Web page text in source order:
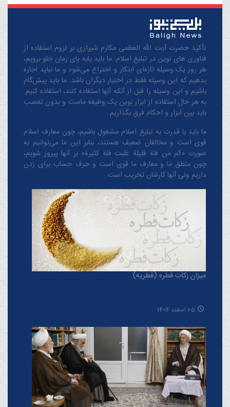
تأکید حضرت آیت الله العظمی مکارم شیرازی بر لزوم استفاده از
فناوری های نوین در تبلیغ اسلام: ما باید پابه پای زمان جلو برویم،
هر روز یک وسیله تازه‌ای ابتکار و اختراع می‌شود و ما نباید اجازه
بدهیم که این وسیله فقط در اختیار دیگران باشد. ما باید پیش‌گام
باشیم و این وسیله را قبل از آنکه آنها استفاده کنند، استفاده کنیم.
به هر حال استفاده از ابزار نوین یک وظیفه ماست و بدون تعصب
باید بین ابزار و احکام فرق بگذاریم.
ما باید با قدرت به تبلیغ اسلام مشغول باشیم، چون معارف اسلام
قوی است و مخالفان ضعیف هستند، بنابر این ما می‌توانیم به
صورت «کم من فئة قلیلة غلبت فئة کثیرة» بر آنها پیروز شویم،
چون منطق‌ ما و معارف ‌ما قوی است و حرف حساب برای زدن
داریم ولی آنها کارشان تخریب است.
میزان زکات فطره (فطریه)
25 اسفند 1404